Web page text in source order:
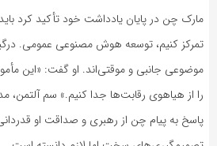
مارک چن در پایان یادداشت خود تأکید کرد
تمرکز کنیم، توسعه هوش مصنوعی عمومی.
موضوعی جانبی و موقتی‌اند. او گفت: «این
پاسخ به پیام چن از رهبری و صداقت او